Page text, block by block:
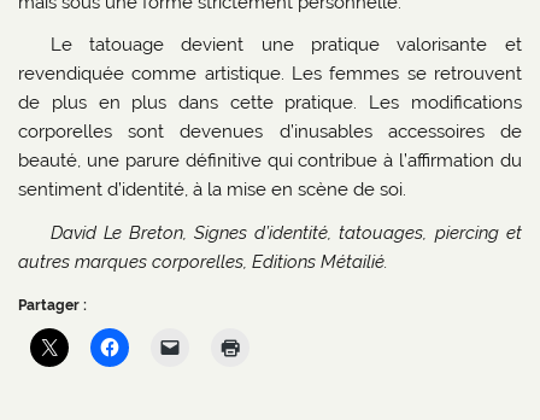
Le tatouage devient une pratique valorisante et
revendiquée comme artistique. Les femmes se retrouvent
de plus en plus dans cette pratique. Les modifications
corporelles sont devenues d’inusables accessoires de
beauté, une parure définitive qui contribue à l’affirmation du
sentiment d’identité, à la mise en scène de soi.
David Le Breton, Signes d’identité, tatouages, piercing et
autres marques corporelles, Editions Métailié.
Partager :